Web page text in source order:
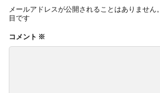
メールアドレスが公開されることはありません。
目です
コメント ※